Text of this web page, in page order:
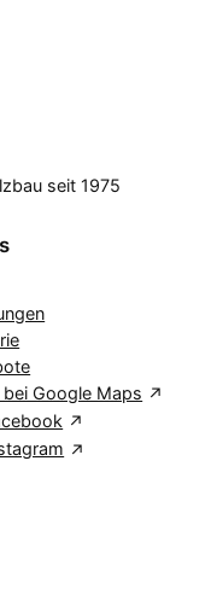
seit 1975
bei Google Maps